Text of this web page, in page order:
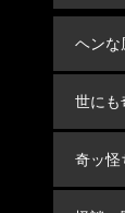
ヘンな
世にも
奇ッ怪